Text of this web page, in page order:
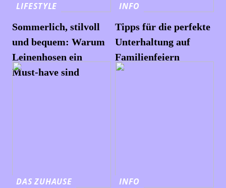
LIFESTYLE
Sommerlich, stilvoll
und bequem: Warum
Leinenhosen ein
Must-have sind
INFO
Tipps für die perfekte
Unterhaltung auf
Familienfeiern
DAS ZUHAUSE
INFO